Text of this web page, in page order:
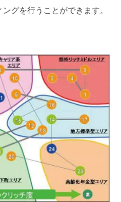
グを行うことができます。